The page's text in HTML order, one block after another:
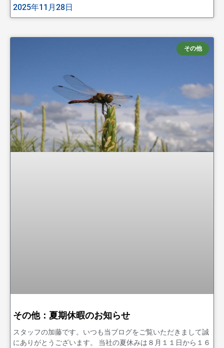
2025年11月28日
その他
その他：夏期休暇のお知らせ
スタッフの加藤です。いつも当ブログをご覧いただきまして誠
にありがとうございます。 当社の夏休みは８月１１日から１６